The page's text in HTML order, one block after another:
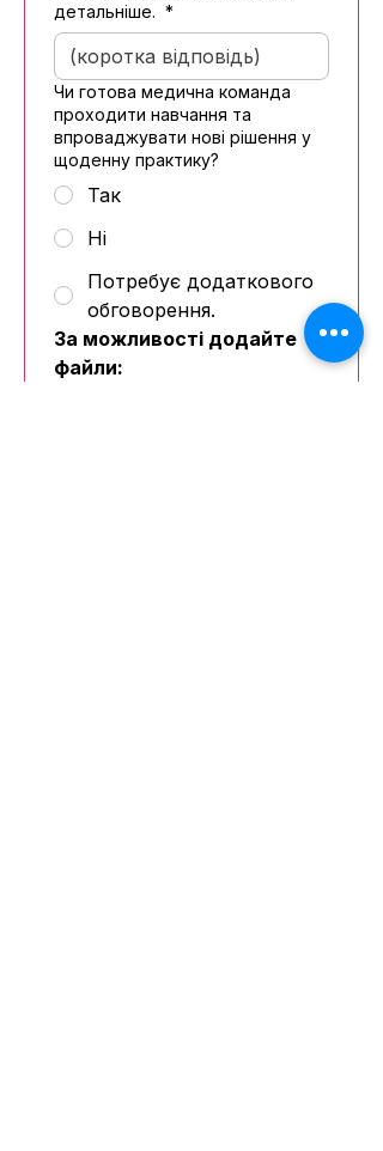
детальніше. *
Чи готова медична команда
проходити навчання та
впроваджувати нові рішення у
щоденну практику?
Так
Ні
Потребує додаткового
обговорення.
За можливості додайте
файли: